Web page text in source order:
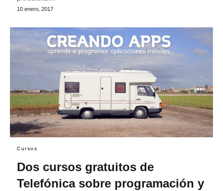
10 enero, 2017
Cursos
Dos cursos gratuitos de
Telefónica sobre programación y